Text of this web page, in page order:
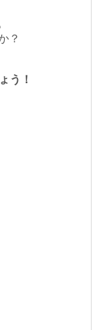
？
う！